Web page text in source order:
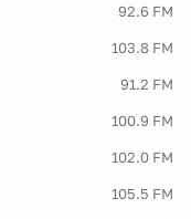
92.6 FM
103.8 FM
91.2 FM
100.9 FM
102.0 FM
105.5 FM